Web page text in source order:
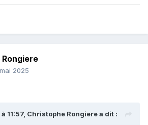
2025
11:57, Christophe Rongierea dit :